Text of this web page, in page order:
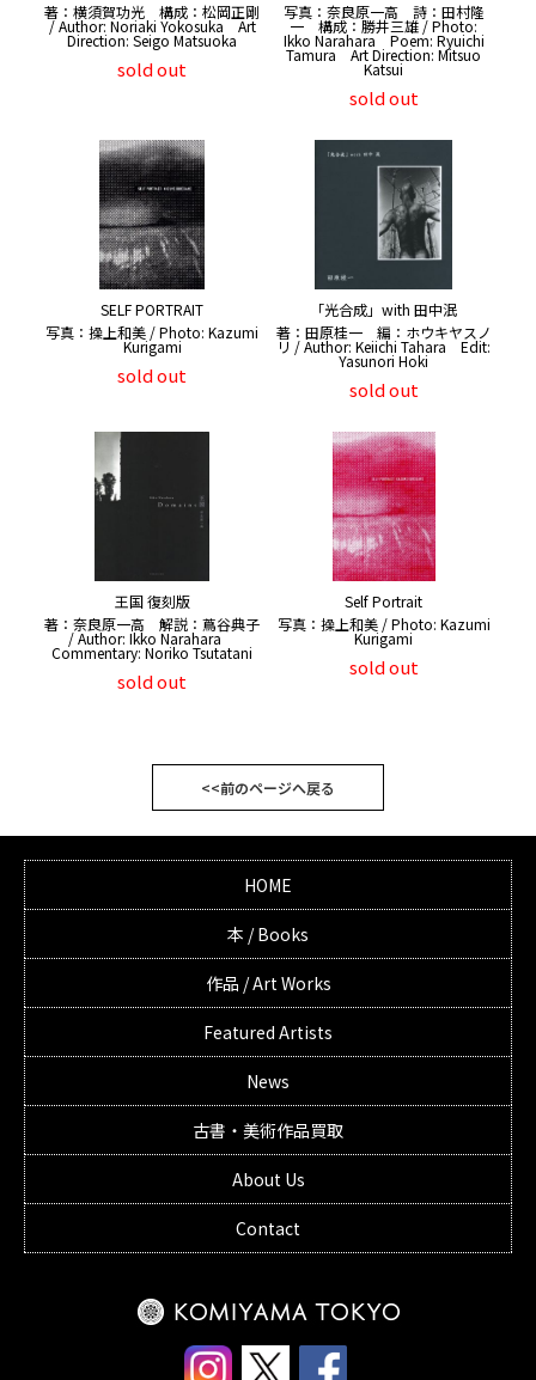
著：横須賀功光 構成：松岡正剛
/ Author: Noriaki Yokosuka Art
Direction: Seigo Matsuoka
sold out
写真：奈良原一高 詩：田村隆
一 構成：勝井三雄 / Photo:
Ikko Narahara Poem: Ryuichi
Tamura Art Direction: Mitsuo
Katsui
sold out
SELF PORTRAIT
写真：操上和美 / Photo: Kazumi
Kurigami
sold out
「光合成」with 田中泯
著：田原桂一 編：ホウキヤスノ
リ / Author: Keiichi Tahara Edit:
Yasunori Hoki
sold out
王国 復刻版
著：奈良原一高 解説：蔦谷典子
/ Author: Ikko Narahara
Commentary: Noriko Tsutatani
sold out
Self Portrait
写真：操上和美 / Photo: Kazumi
Kurigami
sold out
<<前のページへ戻る
HOME
本 / Books
作品 / Art Works
Featured Artists
News
古書・美術作品買取
About Us
Contact